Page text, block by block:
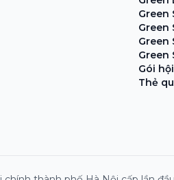
Green
Green
Green
Green
Gói
Thẻ